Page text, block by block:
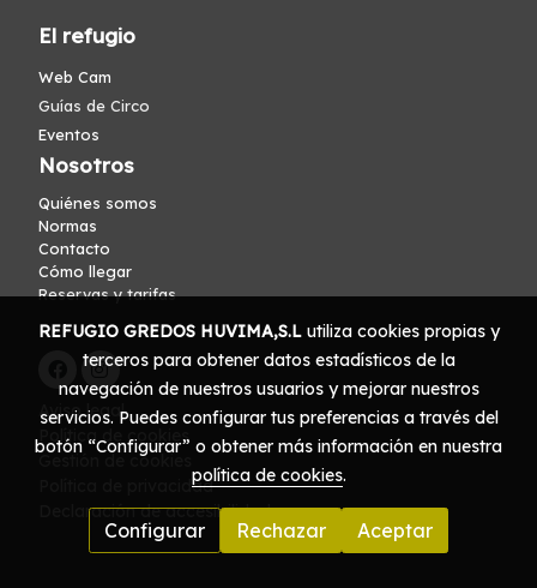
El refugio
Web Cam
Guías de Circo
Eventos
Nosotros
Quiénes somos
Normas
Contacto
Cómo llegar
Reservas y tarifas
Aviso legal
Política de cookies
Gestión de cookies
Política de privacidad
Declaración de accesibilidad
REFUGIO GREDOS HUVIMA,S.Lutiliza cookies propias y
terceros para obtener datos estadísticos de la
navegación de nuestros usuarios y mejorar nuestros
servicios. Puedes configurar tus preferencias a través del
botón “Configurar” o obtener más información en nuestra
política de cookies.
Configurar Rechazar Aceptar